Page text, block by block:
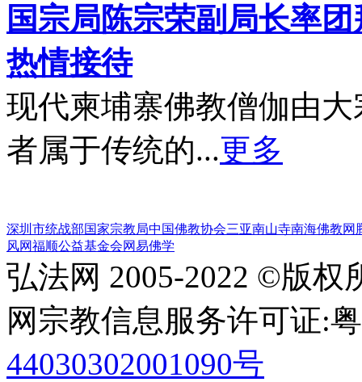
国宗局陈宗荣副局长率
热情接待
现代柬埔寨佛教僧伽由
者属于传统的...更多
深圳市统战部国家宗教局中国佛教协会三亚南山寺南海佛教网
风网福顺公益基金会网易佛学
弘法网 2005-2022 ©版权
网宗教信息服务许可证:
44030302001090号